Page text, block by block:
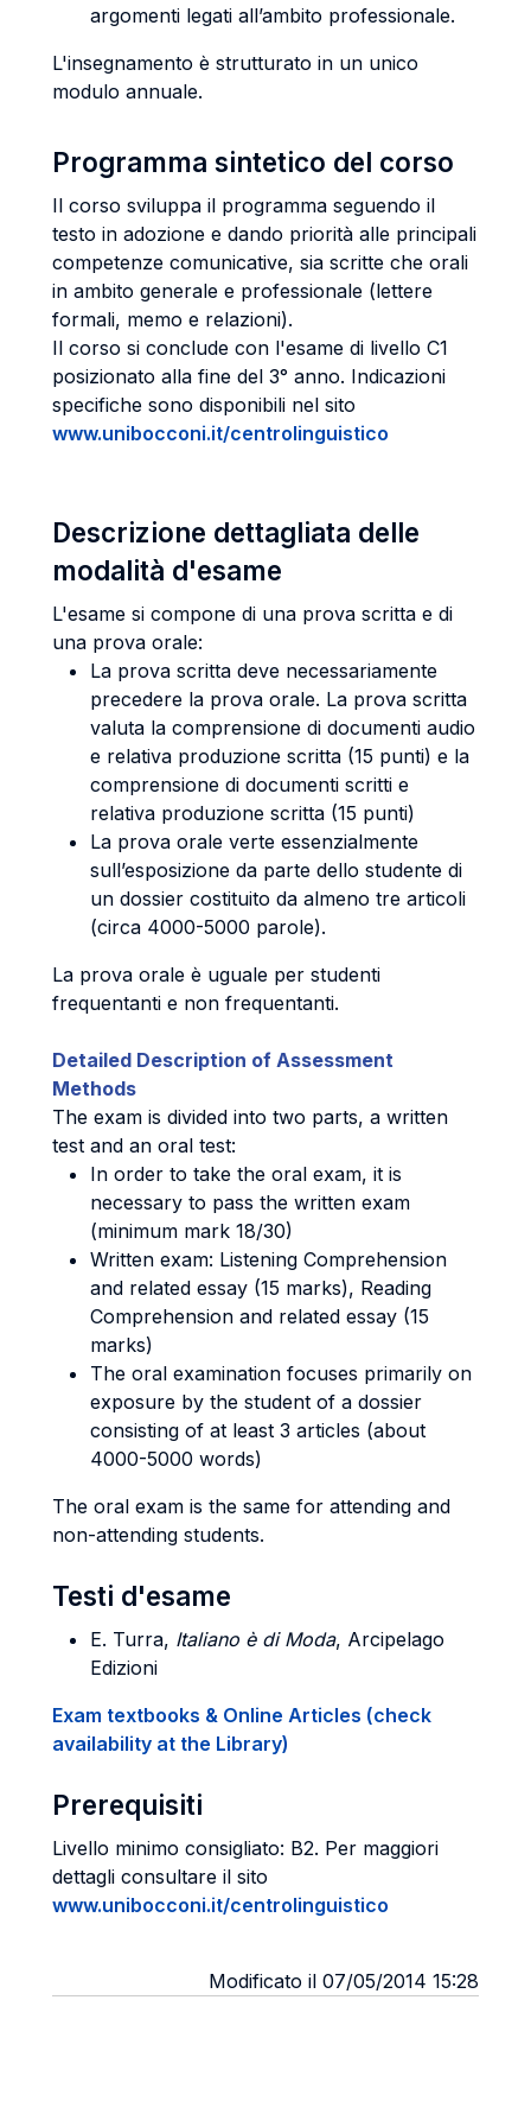
argomenti legati all’ambito professionale.
L'insegnamento è strutturato in un unico
modulo annuale.
Programma sintetico del corso
Il corso sviluppa il programma seguendo il
testo in adozione e dando priorità alle principali
competenze comunicative, sia scritte che orali
in ambito generale e professionale (lettere
formali, memo e relazioni).
Il corso si conclude con l'esame di livello C1
posizionato alla fine del 3° anno. Indicazioni
specifiche sono disponibili nel sito
www.unibocconi.it/centrolinguistico
Descrizione dettagliata delle
modalità d'esame
L'esame si compone di una prova scritta e di
una prova orale:
La prova scritta deve necessariamente
precedere la prova orale. La prova scritta
valuta la comprensione di documenti audio
e relativa produzione scritta (15 punti) e la
comprensione di documenti scritti e
relativa produzione scritta (15 punti)
La prova orale verte essenzialmente
sull’esposizione da parte dello studente di
un dossier costituito da almeno tre articoli
(circa 4000-5000 parole).
La prova orale è uguale per studenti
frequentanti e non frequentanti.
Detailed Description of Assessment
Methods
The exam is divided into two parts, a written
test and an oral test:
In order to take the oral exam, it is
necessary to pass the written exam
(minimum mark 18/30)
Written exam: Listening Comprehension
and related essay (15 marks), Reading
Comprehension and related essay (15
marks)
The oral examination focuses primarily on
exposure by the student of a dossier
consisting of at least 3 articles (about
4000-5000 words)
The oral exam is the same for attending and
non-attending students.
Testi d'esame
E. Turra, Italiano è di Moda, Arcipelago
Edizioni
Exam textbooks & Online Articles (check
availability at the Library)
Prerequisiti
Livello minimo consigliato: B2. Per maggiori
dettagli consultare il sito
www.unibocconi.it/centrolinguistico
Modificato il 07/05/2014 15:28